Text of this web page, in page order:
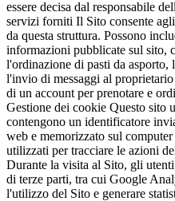
essere decisa dal responsabile
servizi forniti Il Sito consente
da questa struttura. Possono
informazioni pubblicate sul sito,
l'ordinazione di pasti da asporto,
l'invio di messaggi al
di un account per prenotare e
Gestione dei cookie Questo sito
contengono un identificatore
web e memorizzato sul
utilizzati per tracciare le azioni
Durante la visita al Sito, gli
di terze parti, tra cui Google
l'utilizzo del Sito e generare